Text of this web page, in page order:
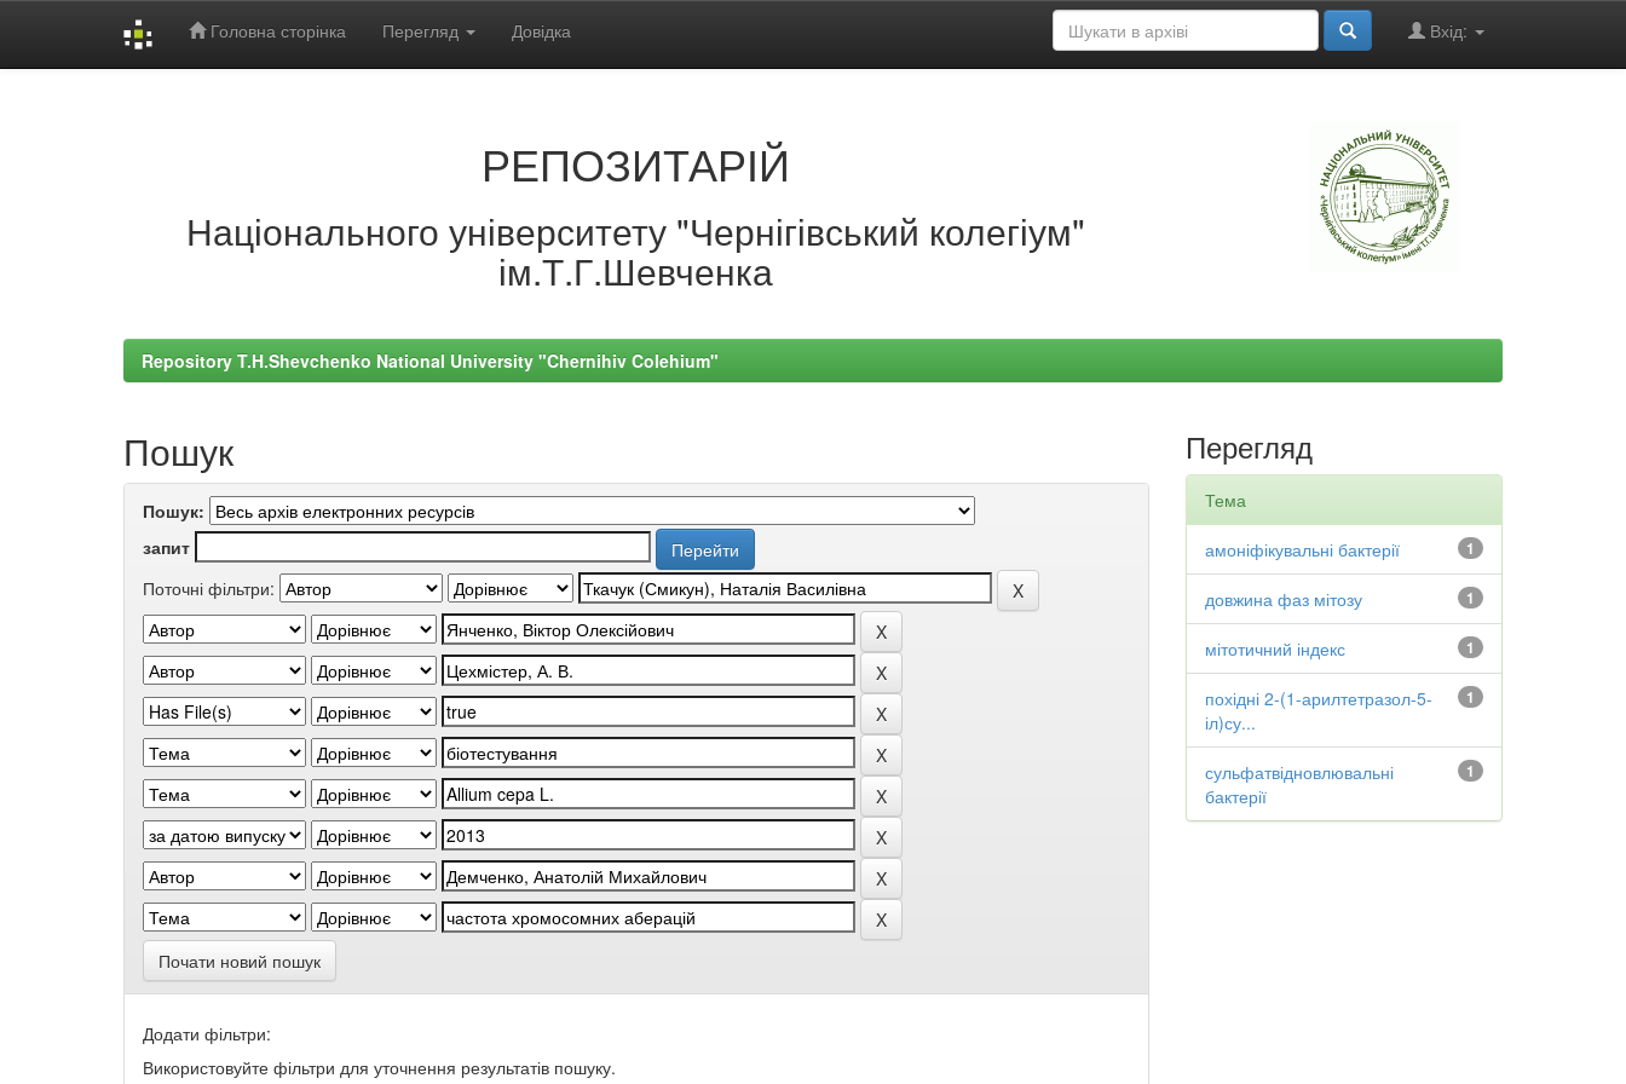
Головна сторінка Перегляд Довідка Вхід:
РЕПОЗИТАРІЙ
Національного університету "Чернігівський колегіум"
ім.Т.Г.Шевченка
Repository T.H.Shevchenko National University "Chernihiv Colehium"
Пошук
Пошук:
запит
Поточні фільтри:
Почати новий пошук
Додати фільтри:
Використовуйте фільтри для уточнення результатів пошуку.
Перегляд
Тема
1
амоніфікувальні бактерії
1
довжина фаз мітозу
1
мітотичний індекс
1
похідні 2-(1-арилтетразол-5-
іл)су...
1
сульфатвідновлювальні
бактерії